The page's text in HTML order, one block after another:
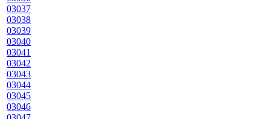
03037
03038
03039
03040
03041
03042
03043
03044
03045
03046